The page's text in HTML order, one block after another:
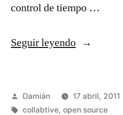
control de tiempo …
Seguir leyendo«Collabtive-
Publicado
por
Damián 17 abril, 2011
Etiquetas:
collabtive, open source